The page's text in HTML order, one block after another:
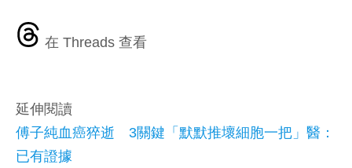
在 Threads 查看
延伸閱讀
傅子純血癌猝逝 3關鍵「默默推壞細胞一把」醫：
已有證據